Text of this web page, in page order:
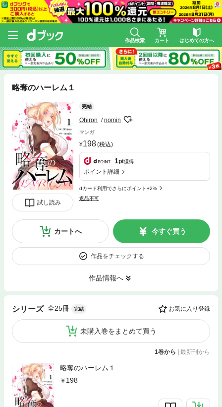
作品検索 カート はじめての方へ
略奪のハーレム１
試し読み
完結
Ohiron nomin
マンガ
198(税込)
1pt獲得
ポイント詳細
dカード利用でさらにポイント+2%
返品不可
カートへ 今すぐ買う
作品をチェックする
作品情報へ
シリーズ 全25冊 完結 お気に入り登録
未購入巻をまとめて買う
1巻から | 最新刊から
略奪のハーレム１
198